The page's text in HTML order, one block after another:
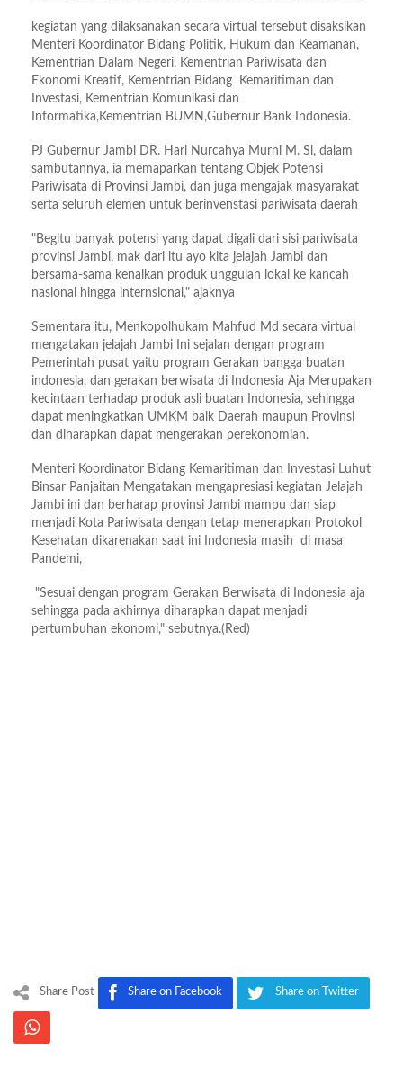
kegiatan yang dilaksanakan secara virtual tersebut disaksikan
Menteri Koordinator Bidang Politik, Hukum dan Keamanan,
Kementrian Dalam Negeri, Kementrian Pariwisata dan
Ekonomi Kreatif, Kementrian Bidang Kemaritiman dan
Investasi, Kementrian Komunikasi dan
Informatika,Kementrian BUMN,Gubernur Bank Indonesia.
PJ Gubernur Jambi DR. Hari Nurcahya Murni M. Si, dalam
sambutannya, ia memaparkan tentang Objek Potensi
Pariwisata di Provinsi Jambi, dan juga mengajak masyarakat
serta seluruh elemen untuk berinvenstasi pariwisata daerah
"Begitu banyak potensi yang dapat digali dari sisi pariwisata
provinsi Jambi, mak dari itu ayo kita jelajah Jambi dan
bersama-sama kenalkan produk unggulan lokal ke kancah
nasional hingga internsional," ajaknya
Sementara itu, Menkopolhukam Mahfud Md secara virtual
mengatakan jelajah Jambi Ini sejalan dengan program
Pemerintah pusat yaitu program Gerakan bangga buatan
indonesia, dan gerakan berwisata di Indonesia Aja Merupakan
kecintaan terhadap produk asli buatan Indonesia, sehingga
dapat meningkatkan UMKM baik Daerah maupun Provinsi
dan diharapkan dapat mengerakan perekonomian.
Menteri Koordinator Bidang Kemaritiman dan Investasi Luhut
Binsar Panjaitan Mengatakan mengapresiasi kegiatan Jelajah
Jambi ini dan berharap provinsi Jambi mampu dan siap
menjadi Kota Pariwisata dengan tetap menerapkan Protokol
Kesehatan dikarenakan saat ini Indonesia masih di masa
Pandemi,
"Sesuai dengan program Gerakan Berwisata di Indonesia aja
sehingga pada akhirnya diharapkan dapat menjadi
pertumbuhan ekonomi," sebutnya.(Red)
Share Post Share on Facebook Share on Twitter